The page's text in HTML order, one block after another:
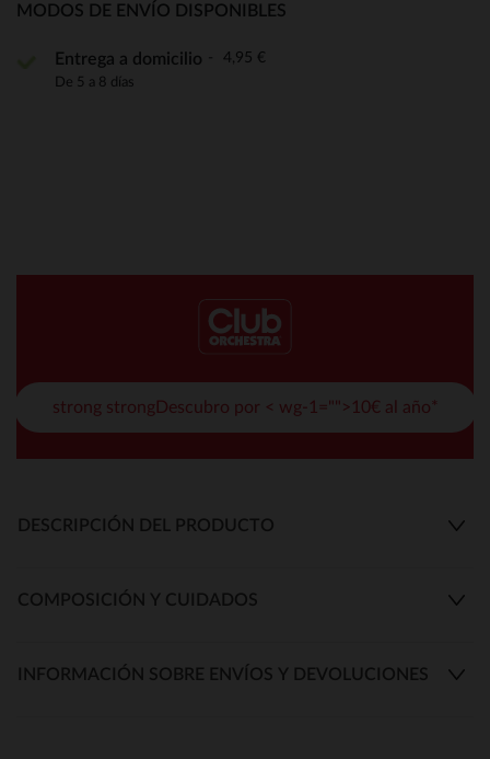
MODOS DE ENVÍO DISPONIBLES
Entrega a domicilio 4,95 €
De 5 a 8 días
strong strongDescubro por < wg-1="">10€ al año*
DESCRIPCIÓN DEL PRODUCTO
COMPOSICIÓN Y CUIDADOS
INFORMACIÓN SOBRE ENVÍOS Y DEVOLUCIONES